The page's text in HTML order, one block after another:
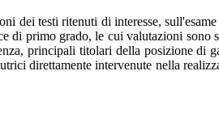
dei testi ritenuti di interesse,
primo grado, le cui valutazioni sono
principali titolari della posizione di
direttamente intervenute nella